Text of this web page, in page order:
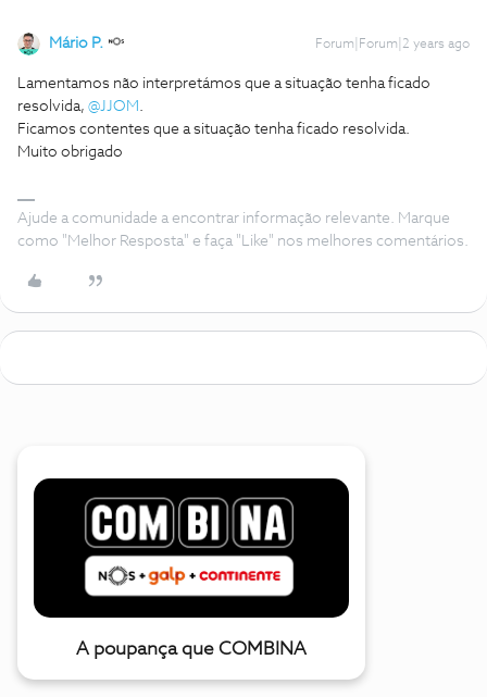
Mário P. Forum|Forum|2 years ago
Lamentamos não interpretámos que a situação tenha ficado
resolvida, @JJOM .
Ficamos contentes que a situação tenha ficado resolvida.
Muito obrigado
Ajude a comunidade a encontrar informação relevante. Marque
como "Melhor Resposta" e faça "Like" nos melhores comentários.
A poupança que COMBINA